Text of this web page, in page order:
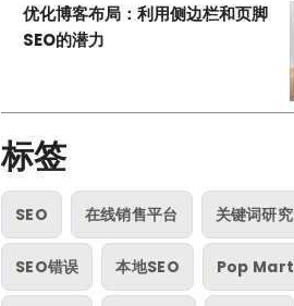
优化博客布局：利用侧边栏和页脚
SEO的潜力
标签
SEO 在线销售平台 关键词研究
SEO错误 本地SEO Pop Mart